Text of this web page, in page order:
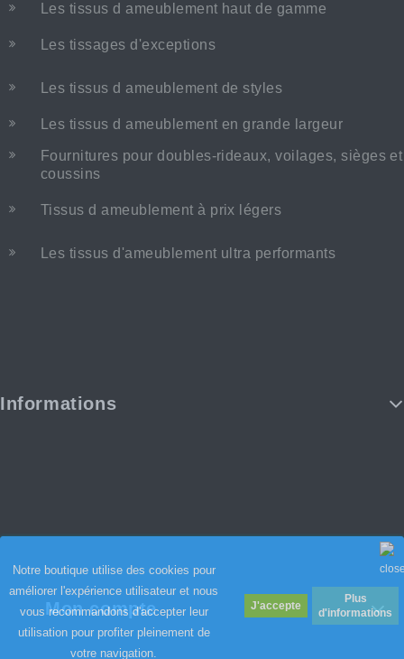
Notre boutique utilise des cookies pour
améliorer l'expérience utilisateur et nous
vous recommandons d'accepter leur
utilisation pour profiter pleinement de
votre navigation.
Plus
d'informations
Les tissus d ameublement haut de gamme
Les tissages d'exceptions
Les tissus d ameublement de styles
Les tissus d ameublement en grande largeur
Fournitures pour doubles-rideaux, voilages, sièges et
coussins
Tissus d ameublement à prix légers
Les tissus d'ameublement ultra performants
Informations
Mon compte